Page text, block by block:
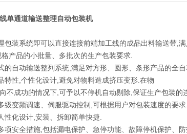
单通道输送整理自动包装机
包装系统即可以直接连接前端加工线的成品出料输送带,
产品的小批量、多批次的生产包装要求.
的自动输送整列系统,满足对方形、圆形、条形产品的全
特性,个性化设计,避免对物料造成挤压变形.在物
不成功的情况下,可予以不停机自动剔除,保证生产包装的
频调速、伺服驱动控制,可根据用户对包装速度的要求
化设计,安装、拆卸简单快捷.
全措施,包括漏电保护、急停功能、故障停机保护、防